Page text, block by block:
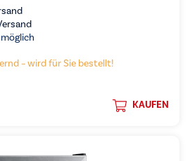
– wird für Sie bestellt!
KAUFEN